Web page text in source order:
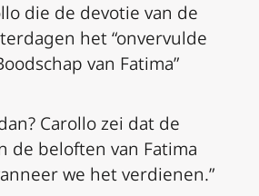
die de devotie van de
het “onvervulde
van Fatima”
Carollo zei dat de
de beloften van Fatima
we het verdienen.”